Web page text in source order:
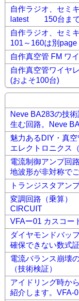
自作ラジオ、
latest 150台ま
自作ラジオ、セ
101～160は別page
自作真空管 FM
自作真空管ワイ
(およそ100台)
Neve BA283の技
生む回路。Neve
魅力あるDIY・真
エレクトロニクス
電流制御アンプ回
地波形が非対称で
トランジスタアン
変調回路（乗算）
CIRCUIT
VFAー01 カスコー
ダイヤモンドバッ
確保できない数式
電流バランス崩壊
（技術検証）
アイドリング時か
紹介します。VFA-